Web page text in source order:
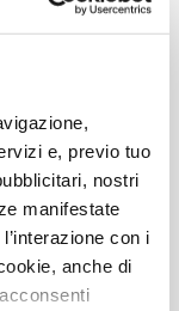
e, previo tuo
nostri
manifestate
con i
anche di